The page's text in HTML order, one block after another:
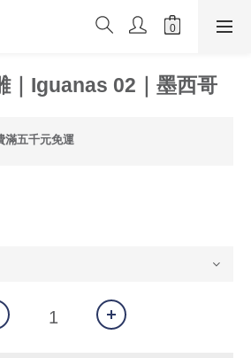
｜Iguanas 02｜墨西哥
滿五千元免運